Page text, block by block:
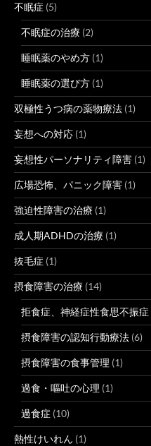
不眠症 (5)
不眠症の治療 (2)
睡眠薬のやめ方 (1)
睡眠薬の選び方 (1)
双極性うつ病の薬物療法 (1)
妄想への対応 (1)
妄想性パーソナリティ障害 (1)
広場恐怖、パニック障害 (1)
強迫性障害の治療 (1)
成人期ADHDの治療 (1)
抜毛症 (1)
摂食障害の治療 (14)
拒食症、神経症性食思不振症
摂食障害の認知行動療法 (6)
摂食障害の食事管理 (1)
過食・嘔吐の心理 (1)
過食症 (10)
熱性けいれん (1)